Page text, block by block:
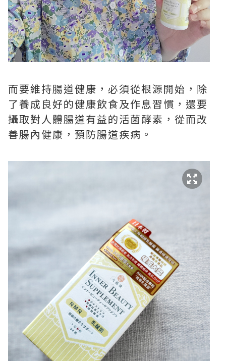
而要維持腸道健康，必須從根源開始，除
了養成良好的健康飲食及作息習慣，還要
攝取對人體腸道有益的活菌酵素，從而改
善腸內健康，預防腸道疾病。